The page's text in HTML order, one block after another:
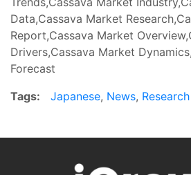
Data,Cassava Market
Report,Cassava Market
Drivers,Cassava Market
Forecast
Tags:
Japanese, News,